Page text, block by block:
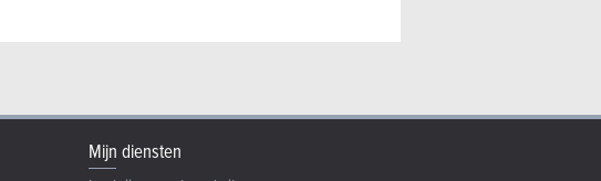
Mijn diensten